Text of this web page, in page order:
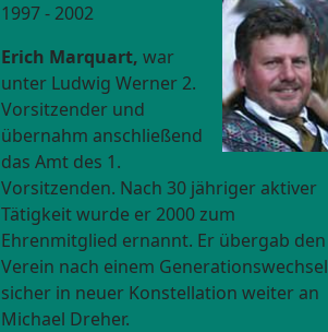
1997 - 2002
Erich Marquart, war
unter Ludwig Werner 2.
Vorsitzender und
übernahm anschließend
das Amt des 1.
Vorsitzenden. Nach 30 jähriger aktiver
Tätigkeit wurde er 2000 zum
Ehrenmitglied ernannt. Er übergab den
Verein nach einem Generationswechsel
sicher in neuer Konstellation weiter an
Michael Dreher.